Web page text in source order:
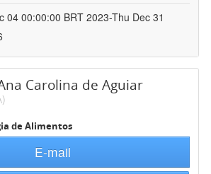
04 00:00:00 BRT 2023-Thu Dec 31
Carolina de Aguiar
de Alimentos
E-mail